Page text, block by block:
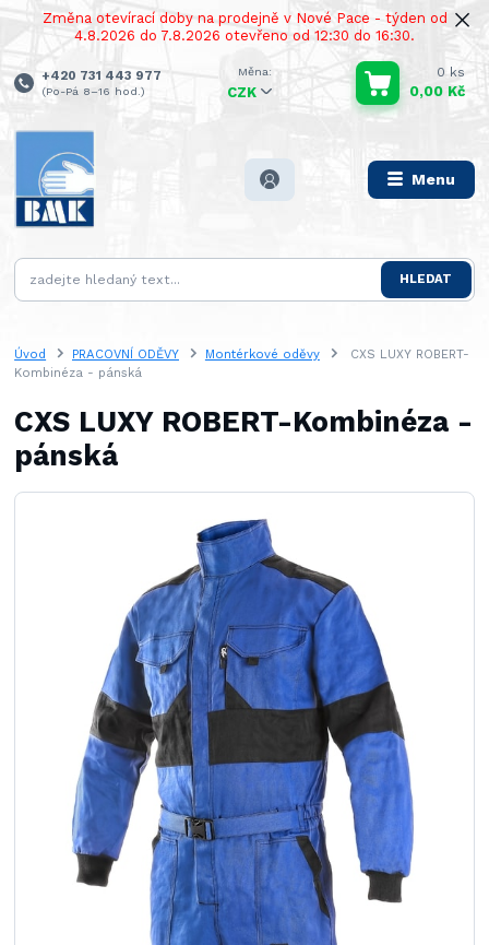
Změna otevírací doby na prodejně v Nové Pace - týden od
4.8.2026 do 7.8.2026 otevřeno od 12:30 do 16:30.
Menu
CZK
HLEDAT
+420 731 443 977
(Po-Pá 8–16 hod.)
0 ks
0,00 Kč
Úvod PRACOVNÍ ODĚVY Montérkové oděvy
CXS LUXY ROBERT-
Kombinéza - pánská
CXS LUXY ROBERT-Kombinéza -
pánská